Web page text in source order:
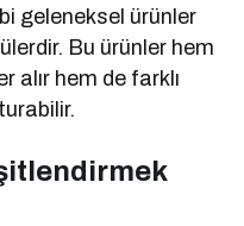
geleneksel ürünler
Bu ürünler hem
alır hem de farklı